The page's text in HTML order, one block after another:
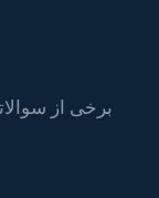
برخی از